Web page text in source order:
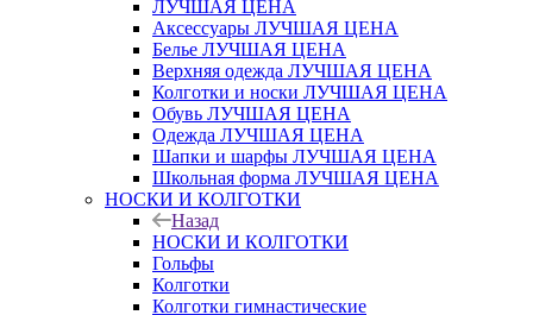
ЛУЧШАЯ ЦЕНА
Аксессуары ЛУЧШАЯ ЦЕНА
Белье ЛУЧШАЯ ЦЕНА
Верхняя одежда ЛУЧШАЯ ЦЕНА
Колготки и носки ЛУЧШАЯ ЦЕНА
Обувь ЛУЧШАЯ ЦЕНА
Одежда ЛУЧШАЯ ЦЕНА
Шапки и шарфы ЛУЧШАЯ ЦЕНА
Школьная форма ЛУЧШАЯ ЦЕНА
НОСКИ И КОЛГОТКИ
Назад
НОСКИ И КОЛГОТКИ
Гольфы
Колготки
Колготки гимнастические